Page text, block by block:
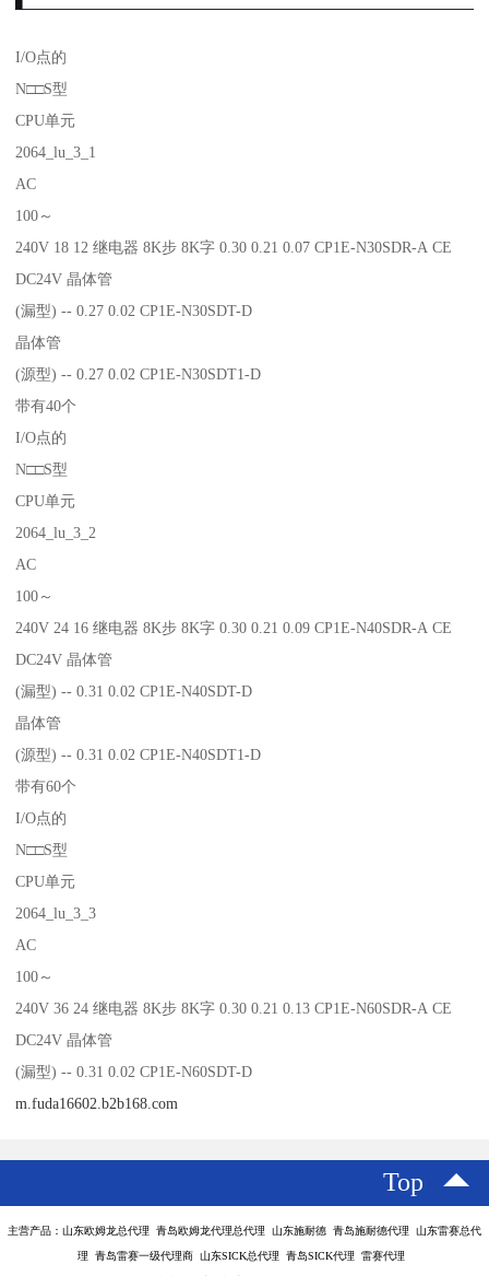
I/O点的
N□□S型
CPU单元
2064_lu_3_1
AC
100～
240V 18 12 继电器 8K步 8K字 0.30 0.21 0.07 CP1E-N30SDR-A CE
DC24V 晶体管
(漏型) -- 0.27 0.02 CP1E-N30SDT-D
晶体管
(源型) -- 0.27 0.02 CP1E-N30SDT1-D
带有40个
I/O点的
N□□S型
CPU单元
2064_lu_3_2
AC
100～
240V 24 16 继电器 8K步 8K字 0.30 0.21 0.09 CP1E-N40SDR-A CE
DC24V 晶体管
(漏型) -- 0.31 0.02 CP1E-N40SDT-D
晶体管
(源型) -- 0.31 0.02 CP1E-N40SDT1-D
带有60个
I/O点的
N□□S型
CPU单元
2064_lu_3_3
AC
100～
240V 36 24 继电器 8K步 8K字 0.30 0.21 0.13 CP1E-N60SDR-A CE
DC24V 晶体管
(漏型) -- 0.31 0.02 CP1E-N60SDT-D
m.fuda16602.b2b168.com
Top
主营产品：山东欧姆龙总代理 青岛欧姆龙代理总代理 山东施耐德 青岛施耐德代理 山东雷赛总代
理 青岛雷赛一级代理商 山东SICK总代理 青岛SICK代理 雷赛代理